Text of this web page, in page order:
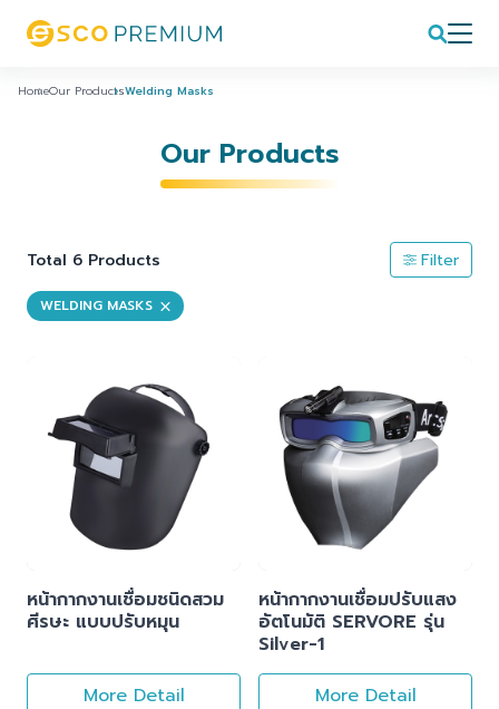
HomeOur ProductsWelding Masks
Our Products
Total 6 Products Filter
WELDING MASKS
หน้ากากงานเชื่อมชนิดสวม
ศีรษะ แบบปรับหมุน
More Detail
หน้ากากงานเชื่อมปรับแสง
อัตโนมัติ SERVORE รุ่น
Silver-1
More Detail